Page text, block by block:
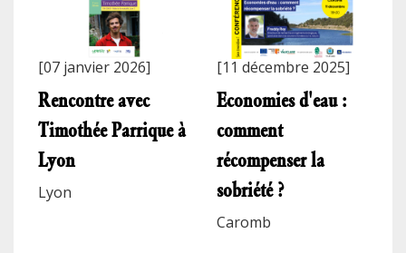
[07 janvier 2026]
Rencontre avec
Timothée Parrique à
Lyon
Lyon
[11 décembre 2025]
Economies d'eau :
comment
récompenser la
sobriété ?
Caromb